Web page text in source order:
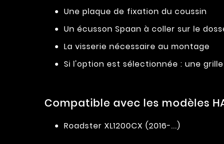
Une plaque de fixation du coussin
Un écusson Spaan à coller sur le
La visserie nécessaire au montage
Si l'option est sélectionnée : une
Compatible avec les modèles
Roadster XL1200CX (2016-...)